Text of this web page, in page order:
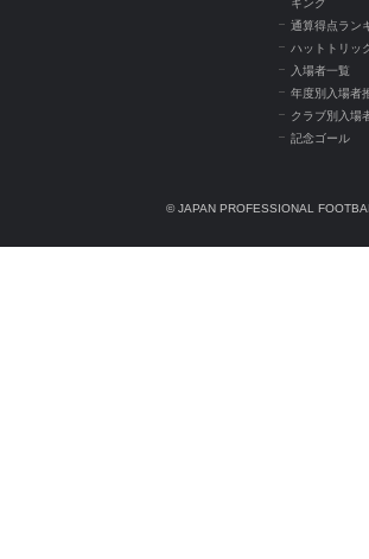
キング
通算得点ラン
ハットトリッ
入場者一覧
年度別入場者
クラブ別入場
記念ゴール
© JAPAN PROFESSIONAL